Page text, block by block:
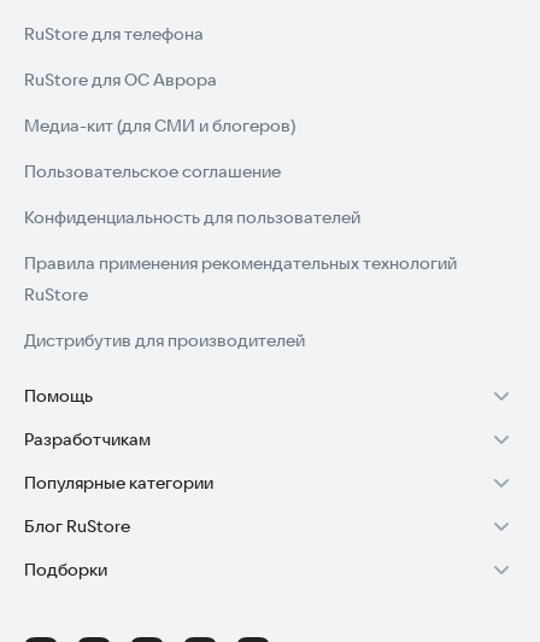
RuStore для телефона
RuStore для ОС Аврора
Медиа-кит (для СМИ и блогеров)
Пользовательское соглашение
Конфиденциальность для пользователей
Правила применения рекомендательных технологий
RuStore
Дистрибутив для производителей
Помощь
Установка RuStore на TV
Установка RuStore на телефон
Установка RuStore в машину
Помощь пользователям RuStore
Разработчикам
Зарабатывать с RuStore
Стать разработчиком
Доступ к RuStore Консоль
Популярные категории
Игры для Android
Приложения банков
Блог RuStore
Обзоры игр для Android 2025
Подборки